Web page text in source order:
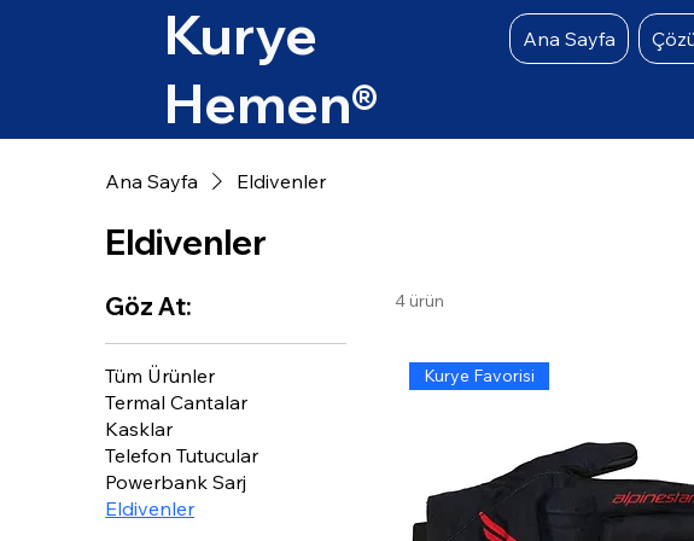
Kurye
Hemen®
Ana Sayfa
Ana Sayfa Eldivenler
Eldivenler
Göz At:
Tüm Ürünler
Termal Cantalar
Kasklar
Telefon Tutucular
Powerbank Sarj
Eldivenler
4 ürün
Kurye Favorisi